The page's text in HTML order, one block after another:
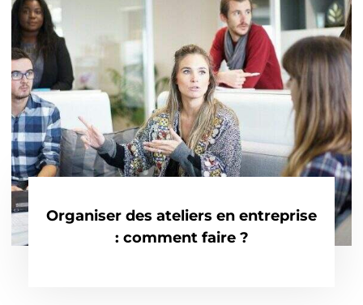
Organiser des ateliers en entreprise
: comment faire ?